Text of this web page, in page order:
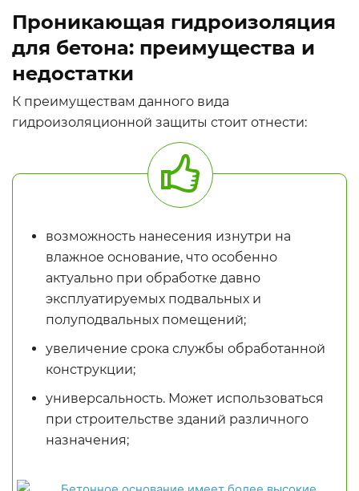
Проникающая гидроизоляция
для бетона: преимущества и
недостатки
К преимуществам данного вида
гидроизоляционной защиты стоит отнести:
возможность нанесения изнутри на
влажное основание, что особенно
актуально при обработке давно
эксплуатируемых подвальных и
полуподвальных помещений;
увеличение срока службы обработанной
конструкции;
универсальность. Может использоваться
при строительстве зданий различного
назначения;